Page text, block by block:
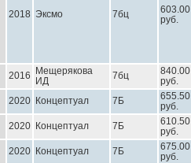
2018 Эксмо 7бц
603.00
руб.
2016
Мещерякова
ИД
7бц
840.00
руб.
2020 Концептуал 7Б
655.50
руб.
2020 Концептуал 7Б
610.50
руб.
2020 Концептуал 7Б
675.00
руб.